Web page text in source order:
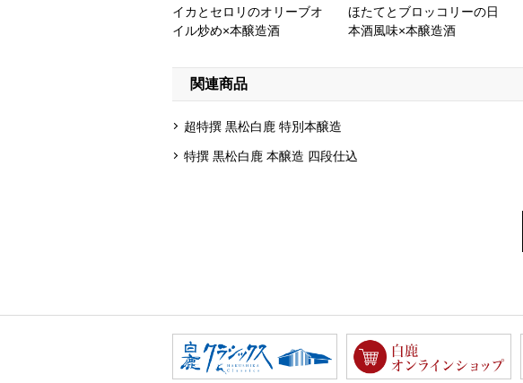
イカとセロリのオリーブオ
イル炒め×本醸造酒
ほたてとブロッコリーの日
本酒風味×本醸造酒
関連商品
超特撰 黒松白鹿 特別本醸造
特撰 黒松白鹿 本醸造 四段仕込